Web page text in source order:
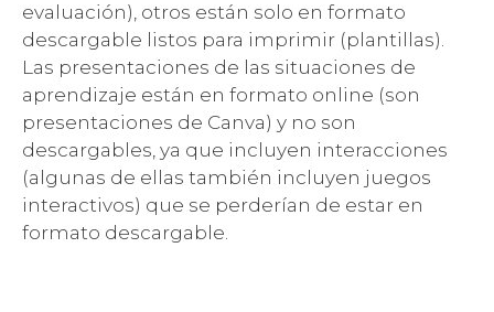
evaluación), otros están solo en formato
descargable listos para imprimir (plantillas).
Las presentaciones de las situaciones de
aprendizaje están en formato online (son
presentaciones de Canva) y no son
descargables, ya que incluyen interacciones
(algunas de ellas también incluyen juegos
interactivos) que se perderían de estar en
formato descargable.